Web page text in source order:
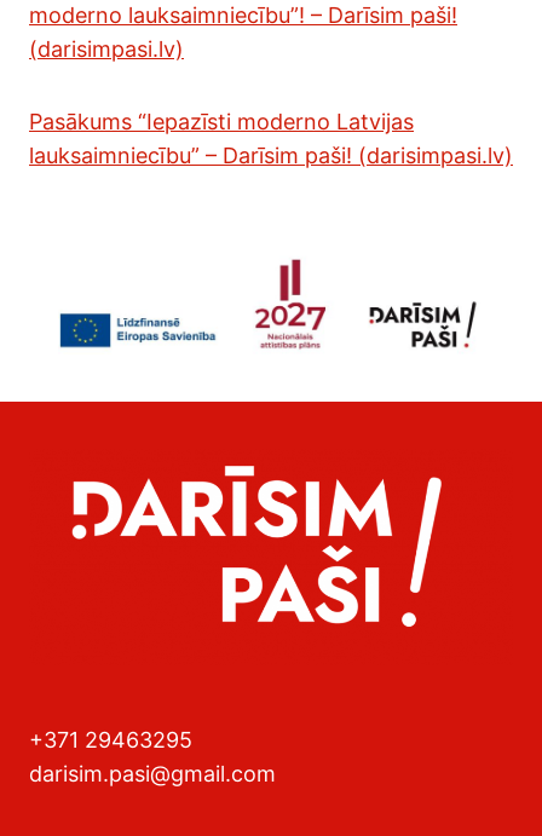
moderno lauksaimniecību”! – Darīsim paši!
(darisimpasi.lv)
Pasākums “Iepazīsti moderno Latvijas
lauksaimniecību” – Darīsim paši! (darisimpasi.lv)
+371 29463295
darisim.pasi@gmail.com